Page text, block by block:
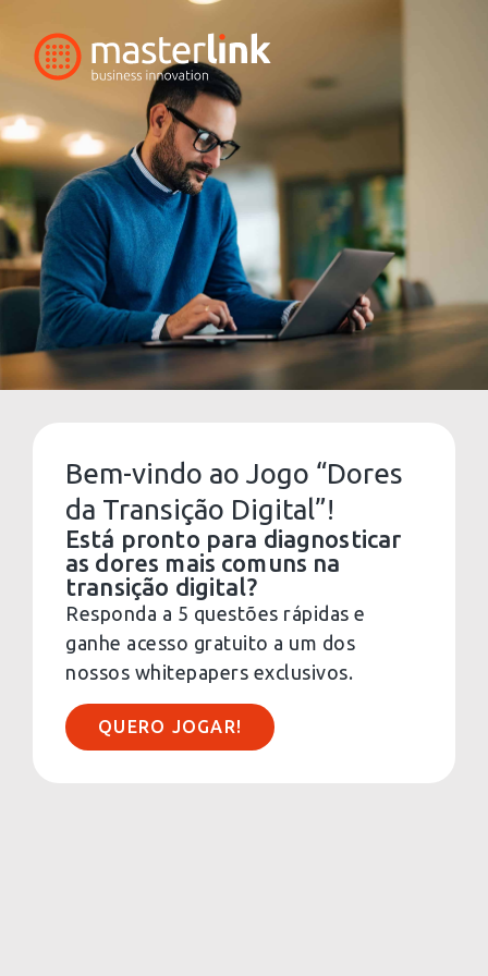
Bem-vindo ao Jogo “Dores
da Transição Digital”!
Está pronto para diagnosticar
as dores mais comuns na
transição digital?
Responda a 5 questões rápidas e
ganhe acesso gratuito a um dos
nossos whitepapers exclusivos.
QUERO JOGAR!